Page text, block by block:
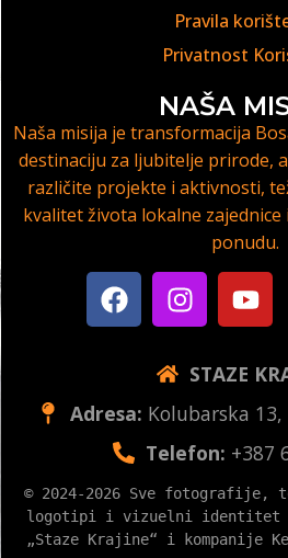
Pravila
Privatnost
NAŠA
Naša misija je transformacija
destinaciju za ljubitelje prirode,
različite projekte i aktivnosti,
kvalitet života lokalne
ponudu.
STAZE
Adresa: Kolubarska
Telefon: +387
© 2024-2026 Sve fotografije,
logotipi i vizuelni identitet u
„Staze Krajine“ i kompanije